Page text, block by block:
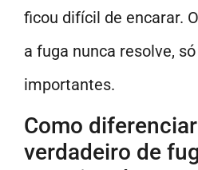
ficou difícil de encarar.
a fuga nunca resolve,
importantes.
Como
verdadeiro de